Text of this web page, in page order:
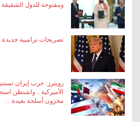
ومفتوحة للدول الشقيقة
تصريحات ترامبية جديدة
رويترز: حرب إيران
الأميركية .. واشنطن
مخزون أسلحة بعيدة…